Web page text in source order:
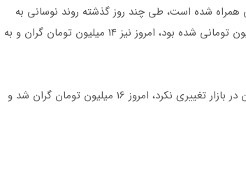
همراه شده است، طی چند روز گذشته روند نوسانی به
خود گرفت. این خودرو که روزهای گذشته وارد کانال ۸۰۰ میلیون تومانی شده بود، امروز نیز 14 میلیون تومان گران و به
اما پژو 207 که روزها بود با ثبات قیمت همراه شد و قیمت آن در بازار تغییری نکرد، امروز 16 میلیون تومان گران شد و